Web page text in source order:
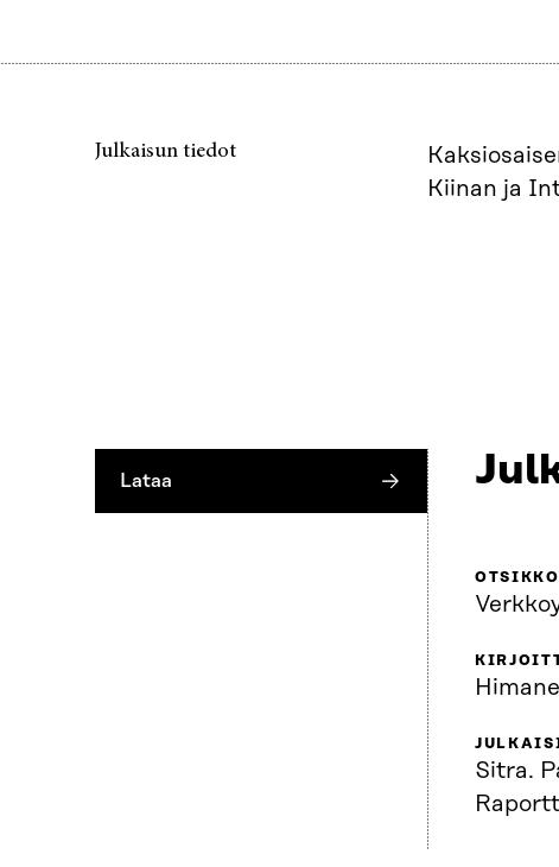
Julkaisun tiedot
Kiinan ja
Lataa
OTSIKKO
Sitra. Painos loppunut.